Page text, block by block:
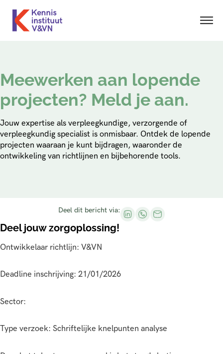
Meewerken aan lopende
projecten? Meld je aan.
Jouw expertise als verpleegkundige, verzorgende of
verpleegkundig specialist is onmisbaar. Ontdek de lopende
projecten waaraan je kunt bijdragen, waaronder de
ontwikkeling van richtlijnen en bijbehorende tools.
Deel dit bericht via:
Deel jouw zorgoplossing!
Ontwikkelaar richtlijn: V&VN
Deadline inschrijving: 21/01/2026
Sector:
Type verzoek: Schriftelijke knelpunten analyse